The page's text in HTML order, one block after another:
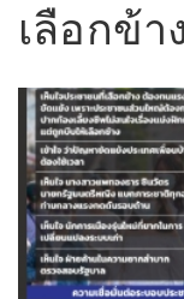
เลือกข้าง